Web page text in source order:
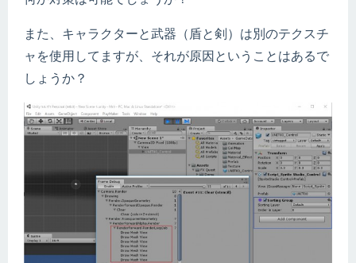
また、キャラクターと武器（盾と剣）は別のテクスチ
ャを使用してますが、それが原因ということはあるで
しょうか？